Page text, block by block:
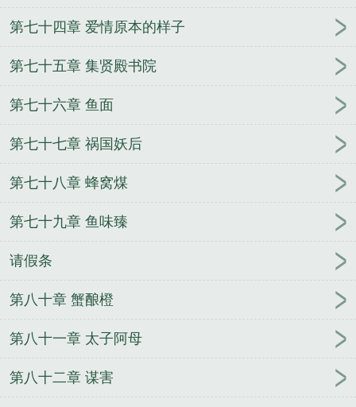
第七十四章 爱情原本的样子
第七十五章 集贤殿书院
第七十六章 鱼面
第七十七章 祸国妖后
第七十八章 蜂窝煤
第七十九章 鱼味臻
请假条
第八十章 蟹酿橙
第八十一章 太子阿母
第八十二章 谋害